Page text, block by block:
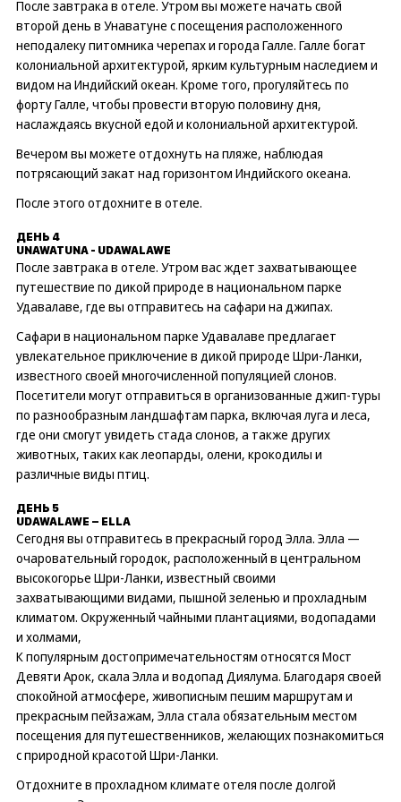
После завтрака в отеле. Утром вы можете начать свой
второй день в Унаватуне с посещения расположенного
неподалеку питомника черепах и города Галле. Галле богат
колониальной архитектурой, ярким культурным наследием и
видом на Индийский океан. Кроме того, прогуляйтесь по
форту Галле, чтобы провести вторую половину дня,
наслаждаясь вкусной едой и колониальной архитектурой.
Вечером вы можете отдохнуть на пляже, наблюдая
потрясающий закат над горизонтом Индийского океана.
После этого отдохните в отеле.
ДЕНЬ 4
UNAWATUNA - UDAWALAWE
После завтрака в отеле. Утром вас ждет захватывающее
путешествие по дикой природе в национальном парке
Удавалаве, где вы отправитесь на сафари на джипах.
Сафари в национальном парке Удавалаве предлагает
увлекательное приключение в дикой природе Шри-Ланки,
известного своей многочисленной популяцией слонов.
Посетители могут отправиться в организованные джип-туры
по разнообразным ландшафтам парка, включая луга и леса,
где они смогут увидеть стада слонов, а также других
животных, таких как леопарды, олени, крокодилы и
различные виды птиц.
ДЕНЬ 5
UDAWALAWE – ELLA
Сегодня вы отправитесь в прекрасный город Элла. Элла —
очаровательный городок, расположенный в центральном
высокогорье Шри-Ланки, известный своими
захватывающими видами, пышной зеленью и прохладным
климатом. Окруженный чайными плантациями, водопадами
и холмами,
К популярным достопримечательностям относятся Мост
Девяти Арок, скала Элла и водопад Диялума. Благодаря своей
спокойной атмосфере, живописным пешим маршрутам и
прекрасным пейзажам, Элла стала обязательным местом
посещения для путешественников, желающих познакомиться
с природной красотой Шри-Ланки.
Отдохните в прохладном климате отеля после долгой